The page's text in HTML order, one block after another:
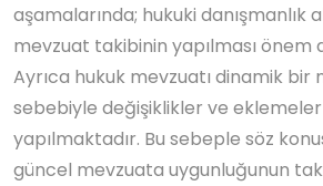
aşamalarında; hukuki danışmanlık
mevzuat takibinin yapılması
Ayrıca hukuk mevzuatı dinamik bir
sebebiyle değişiklikler ve
yapılmaktadır. Bu sebeple söz
güncel mevzuata uygunluğunun